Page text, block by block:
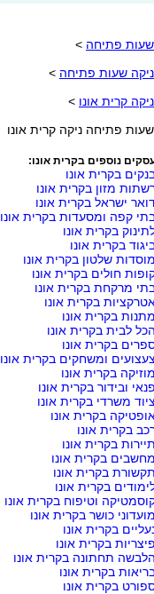
שעות פתיחה >
ניקה שעות פתיחה >
ניקה קרית אונו >
שעות פתיחה ניקה קרית אונו
נוספים בקרית אונו:
בקרית אונו
מזון בקרית אונו
ישראל בקרית אונו
קפה ומסעדות בקרית אונו
בקרית אונו
בקרית אונו
שלטון בקרית אונו
חולים בקרית אונו
מרקחת בקרית אונו
בקרית אונו
בקרית אונו
לבית בקרית אונו
בקרית אונו
ומשחקים בקרית אונו
בקרית אונו
ובידור בקרית אונו
משרדי בקרית אונו
בקרית אונו
בקרית אונו
בקרית אונו
בקרית אונו
בקרית אונו
בקרית אונו
וטיפוח בקרית אונו
כושר בקרית אונו
בקרית אונו
בקרית אונו
תחתונה בקרית אונו
בקרית אונו
בקרית אונו